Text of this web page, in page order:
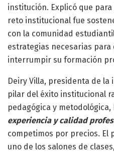
institución. Explicó que
reto institucional fue
con la comunidad
estrategias necesarias para
interrumpir su formación
Deiry Villa, presidenta de
pilar del éxito institucional
pedagógica y metodológica,
experiencia y calidad
competimos por precios. El
uno de los salones de